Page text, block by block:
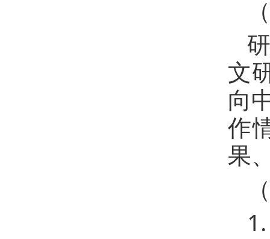
文
向
作
果